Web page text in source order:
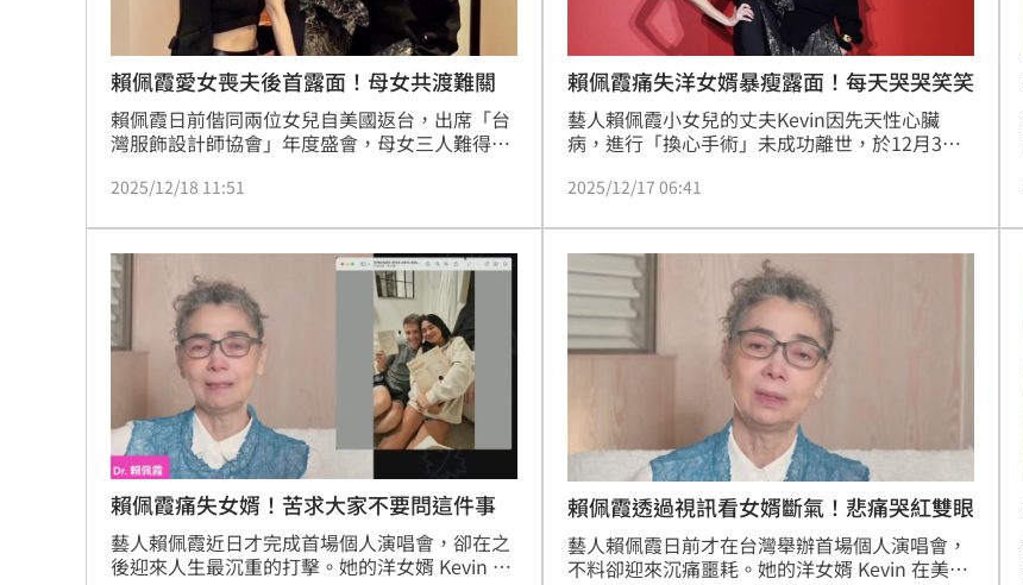
賴佩霞愛女喪夫後首露面！母女共渡難關
賴佩霞日前偕同兩位女兒自美國返台，出席「台
灣服飾設計師協會」年度盛會，母女三人難得同
作行程，更承載著賴佩霞對家庭的深切關懷，希
2025/12/18 11:51
賴佩霞痛失洋女婿暴瘦露面！每天哭哭笑笑
藝人賴佩霞小女兒的丈夫Kevin因先天性心臟
病，進行「換心手術」未成功離世，於12月3日
（17）日「2025 TAFAD GALA 頒獎晚宴」與女
大家的關心，也透露家裡目前狀態。趙浩雲
2025/12/17 06:41
賴佩霞痛失女婿！苦求大家不要問這件事
藝人賴佩霞近日才完成首場個人演唱會，卻在之
後迎來人生最沉重的打擊。她的洋女婿 Kevin 上
賴佩霞透過視訊看女婿斷氣！悲痛哭紅雙眼
藝人賴佩霞日前才在台灣舉辦首場個人演唱會，
不料卻迎來沉痛噩耗。她的洋女婿 Kevin 在美國